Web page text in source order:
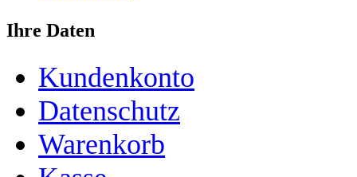
Ihre Daten
Kundenkonto
Datenschutz
Warenkorb